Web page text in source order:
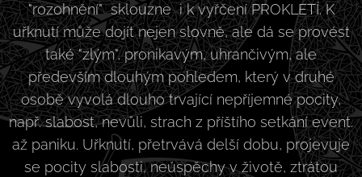
"rozohnění" sklouzne i k vyřčení PROKLETÍ. K
uřknutí může dojít nejen slovně, ale dá se provést
také "zlým", pronikavým, uhrančivým, ale
především dlouhým pohledem, který v druhé
osobě vyvolá dlouho trvající nepříjemné pocity,
např. slabost, nevůli, strach z příštího setkání event.
až paniku. Uřknutí, přetrvává delší dobu, projevuje
se pocity slabosti, neúspěchy v životě, ztrátou